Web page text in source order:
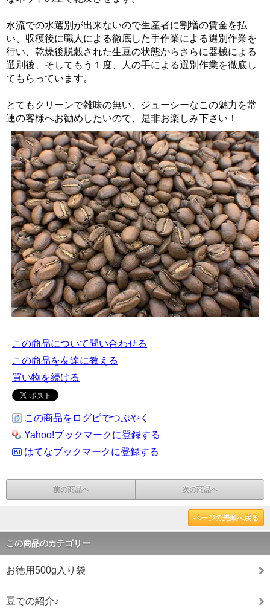
水流での水選別が出来ないので生産者に割増の賃金を払
い、収穫後に職人による徹底した手作業による選別作業を
行い、乾燥後脱穀された生豆の状態からさらに器械による
選別後、そしてもう１度、人の手による選別作業を徹底し
てもらっています。
とてもクリーンで雑味の無い、ジューシーなこの魅力を常
連の客様へお勧めしたいので、是非お楽しみ下さい！
この商品について問い合わせる
この商品を友達に教える
買い物を続ける
この商品をログピでつぶやく
Yahoo!ブックマークに登録する
はてなブックマークに登録する
前の商品へ 次の商品へ
ページの先頭へ戻る
この商品のカテゴリー
お徳用500g入り袋
豆での紹介♪